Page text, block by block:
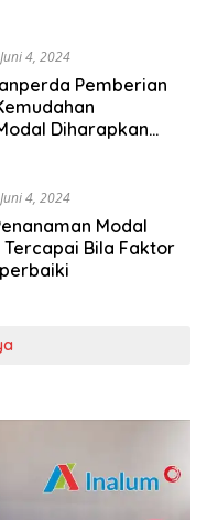
Juni 4, 2024
Pemberian
Diharapkan
Juni 4, 2024
Modal
Bila Faktor